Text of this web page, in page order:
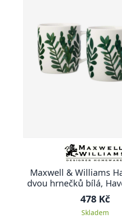
Maxwell & Williams
dvou hrnečků bílá,
478 Kč
Skladem